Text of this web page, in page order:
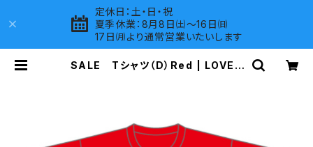
定休日：土・日・祝
夏季休業：8月8日㈯～16日㈰
17日㈪より通常営業いたいします
SALE Tシャツ（D）Red | LOVES